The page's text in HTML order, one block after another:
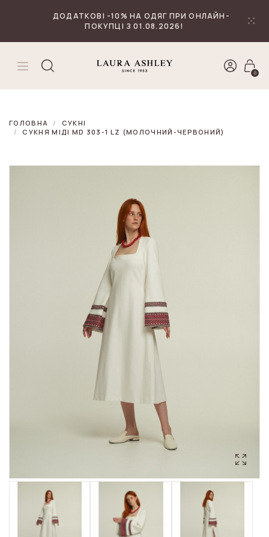
ДОДАТКОВІ -10% НА ОДЯГ ПРИ ОНЛАЙН-
ПОКУПЦІ З 01.08.2026!
0
ГОЛОВНА
СУКНІ
СУКНЯ МІДІ MD 303-1 LZ (МОЛОЧНИЙ-ЧЕРВОНИЙ)